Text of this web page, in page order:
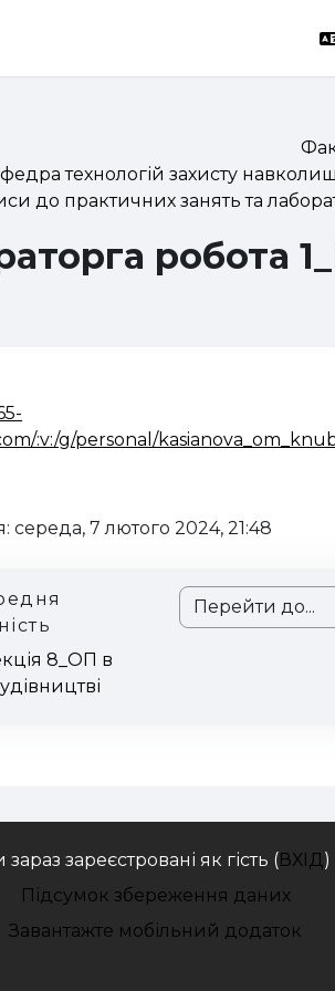
технологій захисту
до практичних занять та
робота
:v:/g/personal/
середа, 7 лютого 2024, 21:48
8_ОП в
Перейти до...
зараз зареєстровані як гість (ВХІД)
Підсумок збереження даних
Завантажте мобільний додаток